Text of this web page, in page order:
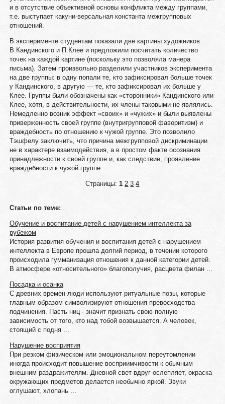
и в отсутствие объективной основы конфликта между группами,
т.е. выступает какуни-версальная константа межгрупповых
отношений.
В эксперименте студентам показали две картины художников
В.Кандинского и П.Клее и предложили посчитать количество
точек на каждой картине (поскольку это позволяла манера
письма). Затем произвольно разделили участников эксперимента
на две группы: в одну попали те, кто зафиксировал больше точек
у Кандинского, в другую — те, кто зафиксировал их больше у
Клее. Группы были обозначены как «сторонники» Кандинского или
Клее, хотя, в действительности, их члены таковыми не являлись.
Немедленно возник эффект «своих» и «чужих» и были выявлены
приверженность своей группе (внутригрупповой фаворитизм) и
враждебность по отношению к чужой группе. Это позволило
Тэшфелу заключить, что причина межгрупповой дискриминации
не в характере взаимодействия, а в простом факте осознания
принадлежности к своей группе и, как следствие, проявление
враждебности к чужой группе.
Страницы:1 2 3 4
Статьи по теме:
Обучение и воспитание детей с нарушением интеллекта за
рубежом
История развития обучения и воспитания детей с нарушением
интеллекта в Европе прошла долгий период, в течении которого
происходила гумманизация отношения к данной категории детей.
В атмосфере «относительного» благополучия, расцвета филан ...
Посадка и осанка
С древних времен люди используют ритуальные позы, которые
главным образом символизируют отношения превосходства
подчинения. Пасть ниц - значит признать свою полную
зависимость от того, кто над тобой возвышается. А человек,
стоящий с подня ...
Нарушение восприятия
При резком физическом или эмоциональном переутомлении
иногда происходит повышение восприимчивости к обычным
внешним раздражителям. Дневной свет вдруг ослепляет, окраска
окружающих предметов делается необычно яркой. Звуки
оглушают, хлопань ...